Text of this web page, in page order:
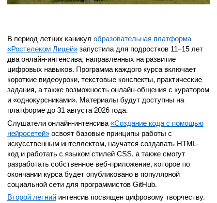
В период летних каникул образовательная платформа
«Ростелеком Лицей» запустила для подростков 11–15 лет
два онлайн-интенсива, направленных на развитие
цифровых навыков. Программа каждого курса включает
короткие видеоуроки, текстовые конспекты, практические
задания, а также возможность онлайн-общения с куратором
и «однокурсниками». Материалы будут доступны на
платформе до 31 августа 2026 года.
Слушатели онлайн-интенсива «Создание кода с помощью
нейросетей» освоят базовые принципы работы с
искусственным интеллектом, научатся создавать HTML-
код и работать с языком стилей CSS, а также смогут
разработать собственное веб-приложение, которое по
окончании курса будет опубликовано в популярной
социальной сети для программистов GitHub.
Второй летний интенсив посвящен цифровому творчеству.